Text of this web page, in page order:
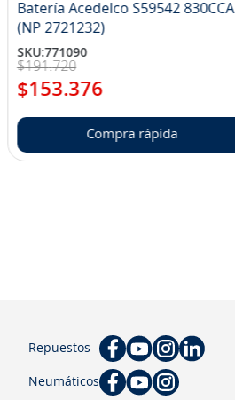
Batería Acedelco S59542 830CCA
(NP 2721232)
SKU:771090
$191.720
$153.376
Compra rápida
Repuestos
Neumáticos